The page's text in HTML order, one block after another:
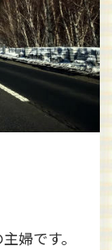
婦です。